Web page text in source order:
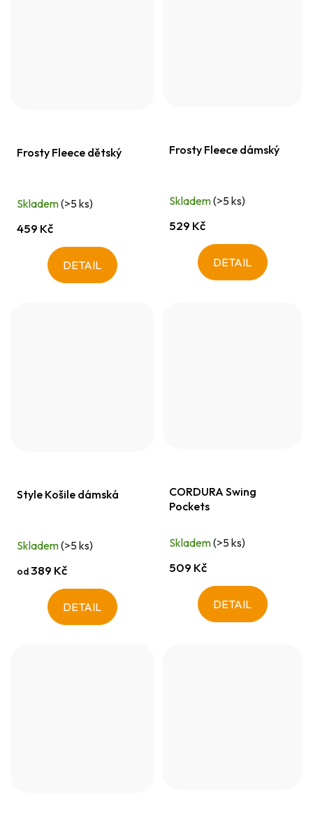
Frosty Fleece dětský
Skladem(>5 ks)
459 Kč
DETAIL
Frosty Fleece dámský
Skladem(>5 ks)
529 Kč
DETAIL
Style Košile dámská
Skladem(>5 ks)
od389 Kč
DETAIL
CORDURA Swing
Pockets
Skladem(>5 ks)
509 Kč
DETAIL